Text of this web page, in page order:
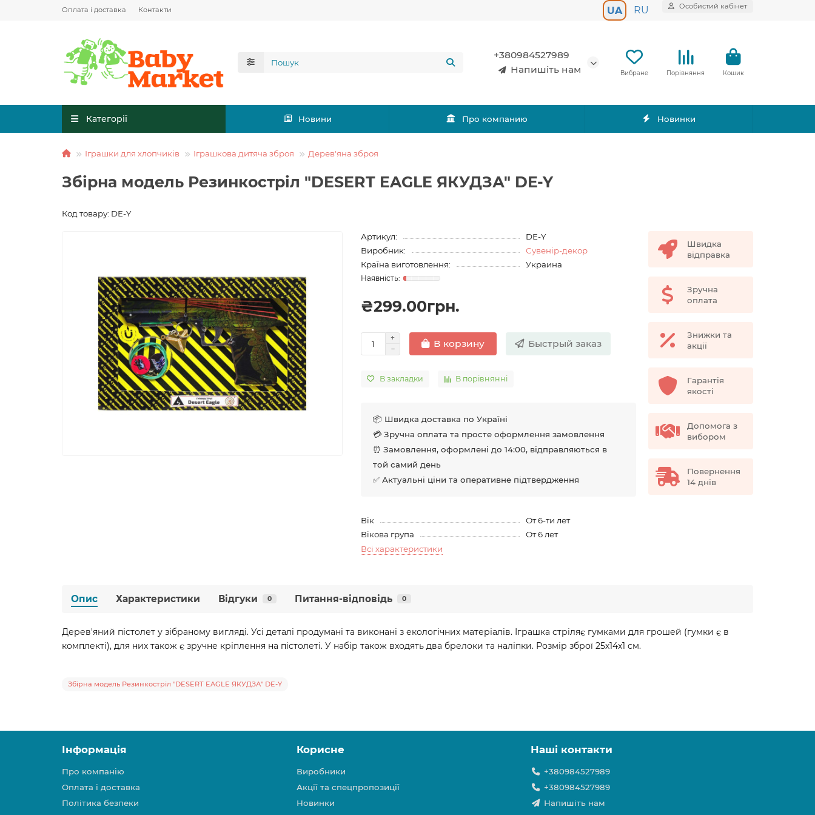
Оплата і доставка Контакти UA RU Особистий кабінет
+380984527989
Напишіть нам
Вибране Порівняння Кошик
Категорії Новини Про компанию Новинки
Іграшки для хлопчиків Іграшкова дитяча зброя Дерев'яна зброя
Збірна модель Резинкостріл "DESERT EAGLE ЯКУДЗА" DE-Y
Код товару: DE-Y
Артикул:
DE-Y
Виробник:
Сувенір-декор
Країна виготовлення:
Украина
₴299.00грн.
В корзину Быстрый заказ
В закладки В порівнянні
📦 Швидка доставка по Україні
💳 Зручна оплата та просте оформлення замовлення
⏰ Замовлення, оформлені до 14:00, відправляються в
той самий день
✅ Актуальні ціни та оперативне підтвердження
Вік
От 6-ти лет
Вікова група
От 6 лет
Всі характеристики
Швидка
відправка
Зручна
оплата
Знижки та
акції
Гарантія
якості
Допомога з
вибором
Повернення
14 днів
Опис Характеристики Відгуки 0 Питання-відповідь 0
Дерев'яний пістолет у зібраному вигляді. Усі деталі продумані та виконані з екологічних матеріалів. Іграшка стріляє гумками для грошей (гумки є в
комплекті), для них також є зручне кріплення на пістолеті. У набір також входять два брелоки та наліпки. Розмір зброї 25х14х1 см.
Збірна модель Резинкостріл "DESERT EAGLE ЯКУДЗА" DE-Y
Інформація
Про компанію
Оплата і доставка
Політика безпеки
Корисне
Виробники
Акції та спецпропозиції
Новинки
Наші контакти
+380984527989
+380984527989
Напишіть нам